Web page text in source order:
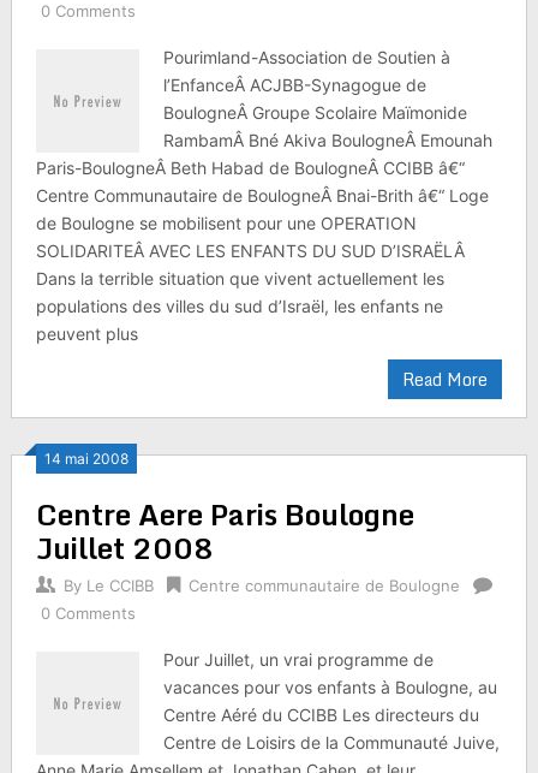
0 Comments
Pourimland-Association de Soutien à
l’EnfanceÂ ACJBB-Synagogue de
BoulogneÂ Groupe Scolaire Maïmonide
RambamÂ Bné Akiva BoulogneÂ Emounah
Paris-BoulogneÂ Beth Habad de BoulogneÂ CCIBB â€“
Centre Communautaire de BoulogneÂ Bnai-Brith â€“ Loge
de Boulogne se mobilisent pour une OPERATION
SOLIDARITEÂ AVEC LES ENFANTS DU SUD D’ISRAËLÂ
Dans la terrible situation que vivent actuellement les
populations des villes du sud d’Israël, les enfants ne
peuvent plus
Read More
14 mai 2008
Centre Aere Paris Boulogne
Juillet 2008
By Le CCIBB
Centre communautaire de Boulogne
0 Comments
Pour Juillet, un vrai programme de
vacances pour vos enfants à Boulogne, au
Centre Aéré du CCIBB Les directeurs du
Centre de Loisirs de la Communauté Juive,